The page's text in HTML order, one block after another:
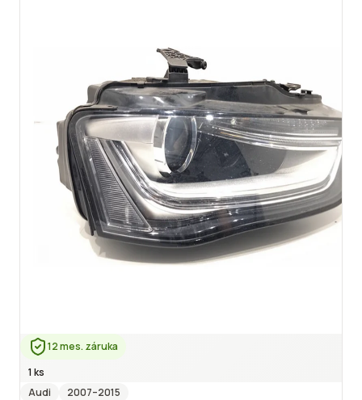
12 mes. záruka
1 ks
Audi
2007–2015